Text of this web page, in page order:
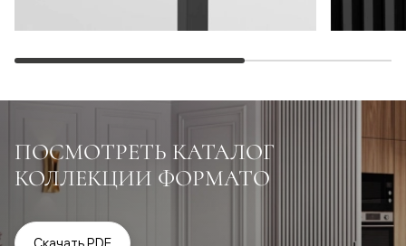
ПОСМОТРЕТЬ КАТАЛОГ
КОЛЛЕКЦИИ ФОРМАТО